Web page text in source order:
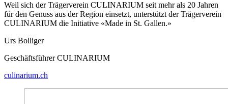
Weil sich der Trägerverein CULINARIUM seit mehr als 20 Jahren
für den Genuss aus der Region einsetzt, unterstützt der Trägerverein
CULINARIUM die Initiative «Made in St. Gallen.»
Urs Bolliger
Geschäftsführer CULINARIUM
culinarium.ch